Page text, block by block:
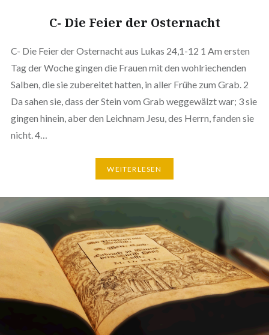
C- Die Feier der Osternacht
C- Die Feier der Osternacht aus Lukas 24,1-12 1 Am ersten
Tag der Woche gingen die Frauen mit den wohlriechenden
Salben, die sie zubereitet hatten, in aller Frühe zum Grab. 2
Da sahen sie, dass der Stein vom Grab weggewälzt war; 3 sie
gingen hinein, aber den Leichnam Jesu, des Herrn, fanden sie
nicht. 4…
WEITERLESEN